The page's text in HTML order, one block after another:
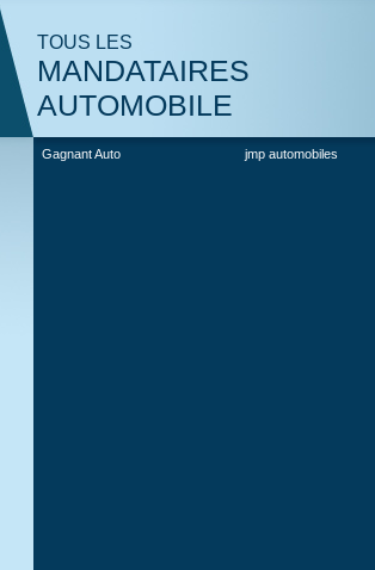
TOUS LES
MANDATAIRES
AUTOMOBILE
Gagnant Auto jmp automobiles